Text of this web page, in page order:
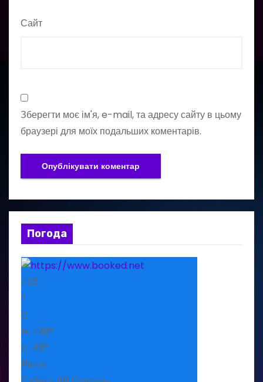
Сайт
Зберегти моє ім'я, e-mail, та адресу сайту в цьому
браузері для моїх подальших коментарів.
Погода
+25
°
C
H: +26°
L: +15°
Рівне